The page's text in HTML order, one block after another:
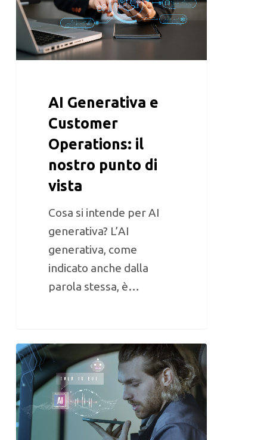
AI Generativa e
Customer
Operations: il
nostro punto di
vista
Cosa si intende per AI
generativa? L’AI
generativa, come
indicato anche dalla
parola stessa, è…